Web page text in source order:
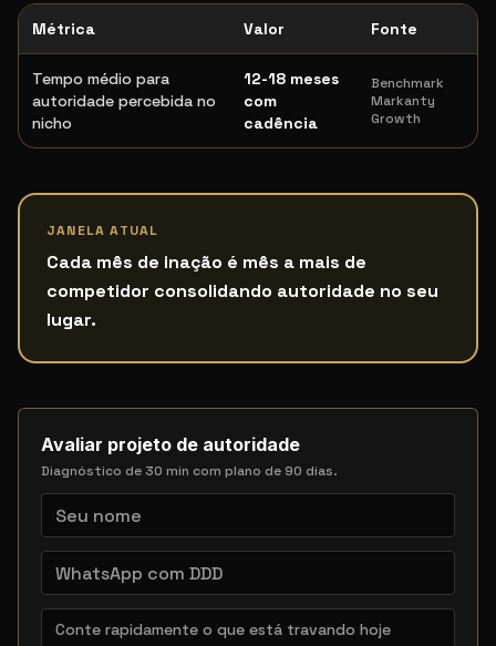
Métrica Valor Fonte
Tempo médio para
autoridade percebida no
nicho
12-18 meses
com
cadência
Benchmark
Markanty
Growth
JANELA ATUAL
Cada mês de inação é mês a mais de
competidor consolidando autoridade no seu
lugar.
Avaliar projeto de autoridade
Diagnóstico de 30 min com plano de 90 dias.